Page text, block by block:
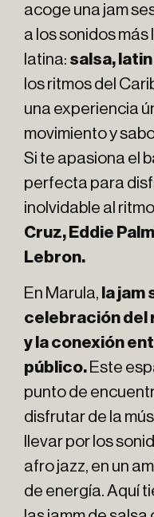
acoge una jam
a los sonidos
latina: salsa,
los ritmos del
una experiencia
movimiento y
Si te apasiona el
perfecta para
inolvidable al
Cruz, Eddie
Lebron.
En Marula, la
celebración del
y la conexión
público. Este
punto de
disfrutar de la
llevar por los
afro jazz, en un
de energía. Aquí